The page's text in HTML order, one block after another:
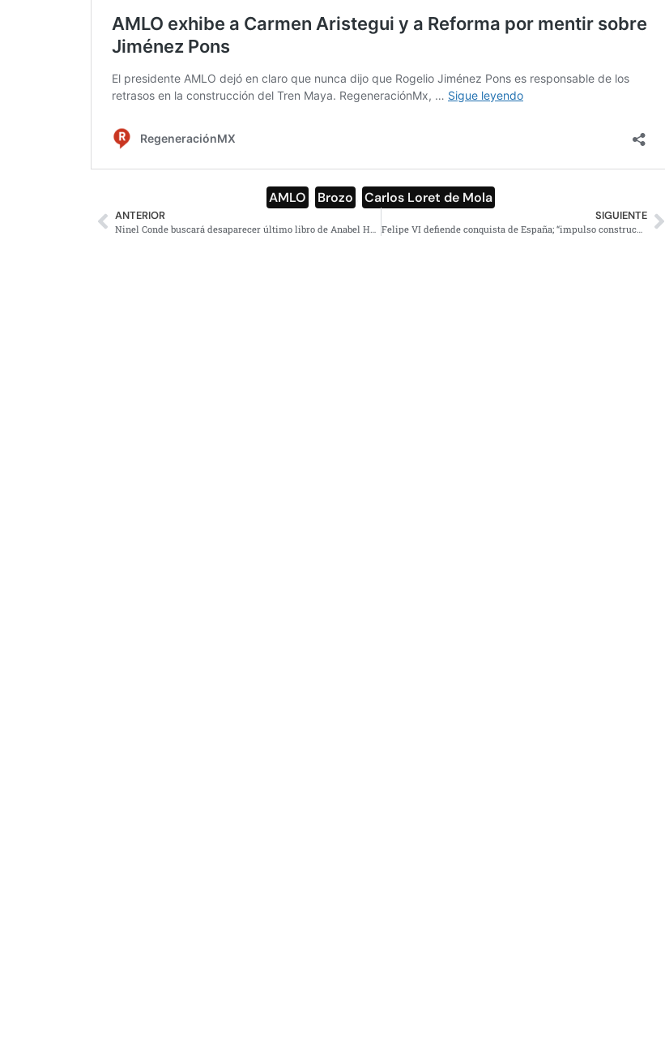
AMLO Brozo Carlos Loret de Mola
ANTERIOR SIGUIENTE
Felipe VI defiende conquista de España; “impulso construcciones y edificaciones”, dice